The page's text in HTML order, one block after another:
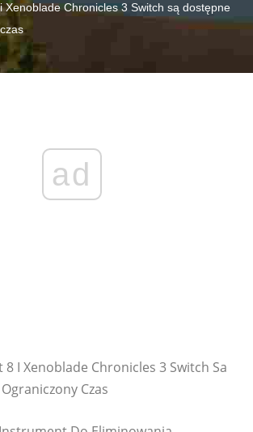
Xenoblade Chronicles 3 Switch są dostępne
ad
I Xenoblade Chronicles 3 Switch Sa
Czas